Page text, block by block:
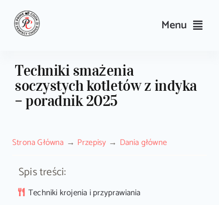
content
Menu
Przepisy
Kulinarne triki i porady
Search
Sklep PrimeCook
Techniki smażenia
soczystych kotletów z indyka
– poradnik 2025
Strona Główna Przepisy Dania główne
Spis treści:
Techniki krojenia i przyprawiania